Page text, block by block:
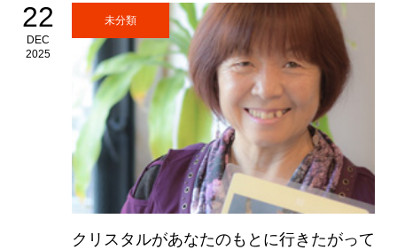
22
DEC
2025
未分類
クリスタルがあなたのもとに行きたがって